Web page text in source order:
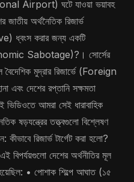
Airport) ঘটে যাওয়া ভয়াবহ
জাতীয় অর্থনৈতিক রিজার্ভ
করার জন্য একটি
Sabotage)?। সোর্সের
বৈদেশিক মুদ্রার রিজার্ভে (Foreign
দেশের রপ্তানি সক্ষমতা
আমরা সেই ধারাবাহিক
ষড়যন্ত্রের তত্ত্বগুলো বিশ্লেষণ
রিজার্ভ টার্গেট করা হলো?
বিপর্যয়গুলো দেশের অর্থনীতির মূল
• পোশাক শিল্পে আঘাত (১৫